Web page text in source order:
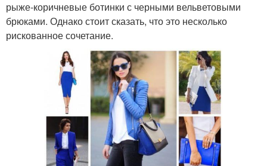
рыже-коричневые ботинки с черными вельветовыми
брюками. Однако стоит сказать, что это несколько
рискованное сочетание.